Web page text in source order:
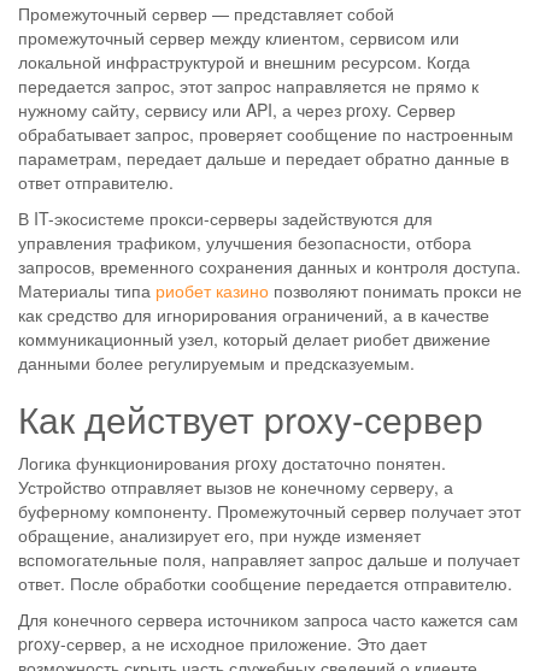
Промежуточный сервер — представляет собой
промежуточный сервер между клиентом, сервисом или
локальной инфраструктурой и внешним ресурсом. Когда
передается запрос, этот запрос направляется не прямо к
нужному сайту, сервису или API, а через proxy. Сервер
обрабатывает запрос, проверяет сообщение по настроенным
параметрам, передает дальше и передает обратно данные в
ответ отправителю.
В IT-экосистеме прокси-серверы задействуются для
управления трафиком, улучшения безопасности, отбора
запросов, временного сохранения данных и контроля доступа.
Материалы типа риобет казино позволяют понимать прокси не
как средство для игнорирования ограничений, а в качестве
коммуникационный узел, который делает риобет движение
данными более регулируемым и предсказуемым.
Как действует proxy-сервер
Логика функционирования proxy достаточно понятен.
Устройство отправляет вызов не конечному серверу, а
буферному компоненту. Промежуточный сервер получает этот
обращение, анализирует его, при нужде изменяет
вспомогательные поля, направляет запрос дальше и получает
ответ. После обработки сообщение передается отправителю.
Для конечного сервера источником запроса часто кажется сам
proxy-сервер, а не исходное приложение. Это дает